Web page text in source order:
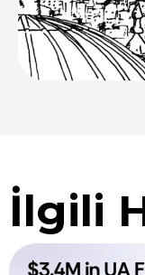
İlgili